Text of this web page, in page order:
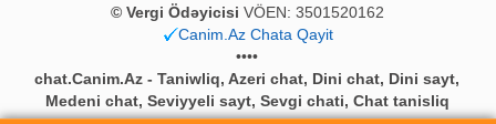
© Vergi Ödəyicisi VÖEN: 3501520162
Canim.Az Chata Qayit
••••
chat.Canim.Az - Taniwliq, Azeri chat, Dini chat, Dini sayt,
Medeni chat, Seviyyeli sayt, Sevgi chati, Chat tanisliq